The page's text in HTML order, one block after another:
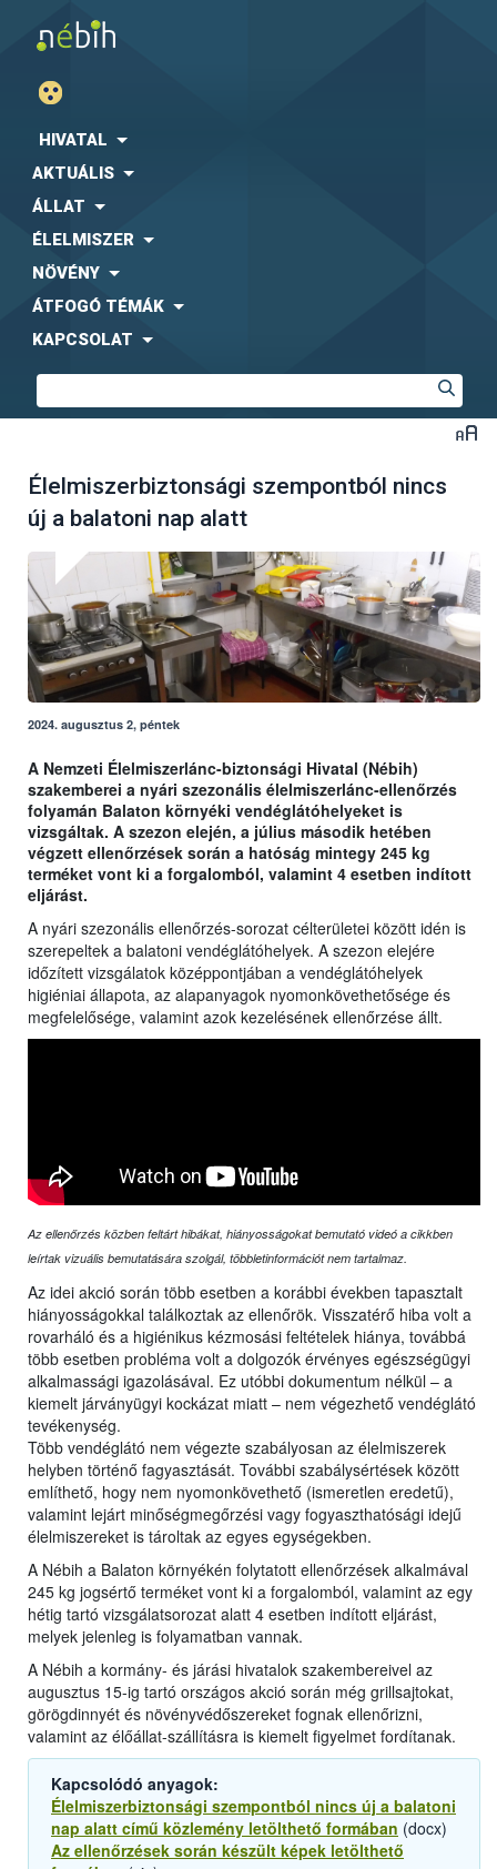
HIVATAL
AKTUÁLIS
ÁLLAT
ÉLELMISZER
NÖVÉNY
ÁTFOGÓ TÉMÁK
KAPCSOLAT
Élelmiszerbiztonsági szempontból nincs
új a balatoni nap alatt
2024. augusztus 2, péntek
A Nemzeti Élelmiszerlánc-biztonsági Hivatal (Nébih)
szakemberei a nyári szezonális élelmiszerlánc-ellenőrzés
folyamán Balaton környéki vendéglátóhelyeket is
vizsgáltak. A szezon elején, a július második hetében
végzett ellenőrzések során a hatóság mintegy 245 kg
terméket vont ki a forgalomból, valamint 4 esetben indított
eljárást.
A nyári szezonális ellenőrzés-sorozat célterületei között idén is
szerepeltek a balatoni vendéglátóhelyek. A szezon elejére
időzített vizsgálatok középpontjában a vendéglátóhelyek
higiéniai állapota, az alapanyagok nyomonkövethetősége és
megfelelősége, valamint azok kezelésének ellenőrzése állt.
Az ellenőrzés közben feltárt hibákat, hiányosságokat bemutató videó a cikkben
leírtak vizuális bemutatására szolgál, többletinformációt nem tartalmaz.
Az idei akció során több esetben a korábbi években tapasztalt
hiányosságokkal találkoztak az ellenőrök. Visszatérő hiba volt a
rovarháló és a higiénikus kézmosási feltételek hiánya, továbbá
több esetben probléma volt a dolgozók érvényes egészségügyi
alkalmassági igazolásával. Ez utóbbi dokumentum nélkül – a
kiemelt járványügyi kockázat miatt – nem végezhető vendéglátó
tevékenység.
Több vendéglátó nem végezte szabályosan az élelmiszerek
helyben történő fagyasztását. További szabálysértések között
említhető, hogy nem nyomonkövethető (ismeretlen eredetű),
valamint lejárt minőségmegőrzési vagy fogyaszthatósági idejű
élelmiszereket is tároltak az egyes egységekben.
A Nébih a Balaton környékén folytatott ellenőrzések alkalmával
245 kg jogsértő terméket vont ki a forgalomból, valamint az egy
hétig tartó vizsgálatsorozat alatt 4 esetben indított eljárást,
melyek jelenleg is folyamatban vannak.
A Nébih a kormány- és járási hivatalok szakembereivel az
augusztus 15-ig tartó országos akció során még grillsajtokat,
görögdinnyét és növényvédőszereket fognak ellenőrizni,
valamint az élőállat-szállításra is kiemelt figyelmet fordítanak.
Kapcsolódó anyagok:
Élelmiszerbiztonsági szempontból nincs új a balatoni
nap alatt című közlemény letölthető formában (docx)
Az ellenőrzések során készült képek letölthető